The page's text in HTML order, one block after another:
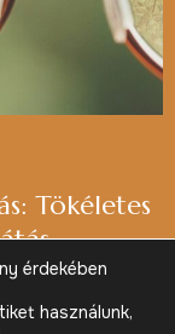
Tökéletes
érdekében
használunk,